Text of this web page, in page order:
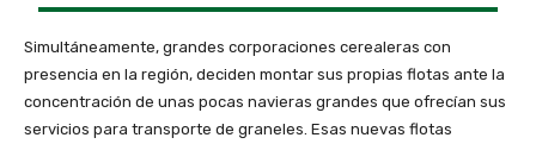
Simultáneamente, grandes corporaciones cerealeras con
presencia en la región, deciden montar sus propias flotas ante la
concentración de unas pocas navieras grandes que ofrecían sus
servicios para transporte de graneles. Esas nuevas flotas